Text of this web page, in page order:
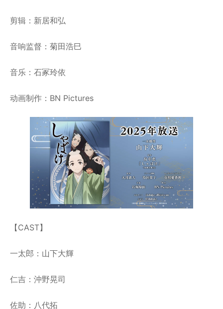
剪辑：新居和弘
音响监督：菊田浩巳
音乐：石冢玲依
动画制作：BN Pictures
【CAST】
一太郎：山下大輝
仁吉：沖野晃司
佐助：八代拓